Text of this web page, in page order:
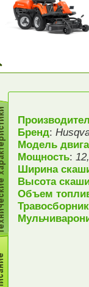
Бренд:
Модель
Мощность:
Ширина
Высота
Объем